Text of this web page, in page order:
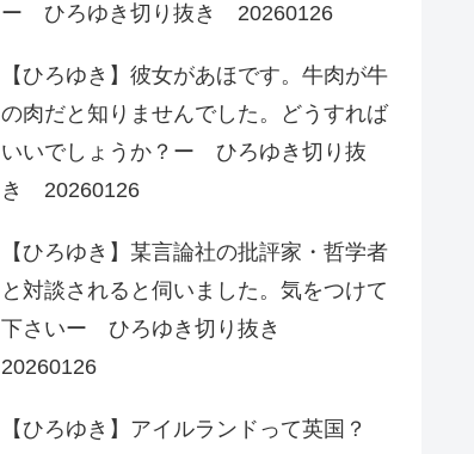
ー ひろゆき切り抜き 20260126
【ひろゆき】彼女があほです。牛肉が牛
の肉だと知りませんでした。どうすれば
いいでしょうか？ー ひろゆき切り抜
き 20260126
【ひろゆき】某言論社の批評家・哲学者
と対談されると伺いました。気をつけて
下さいー ひろゆき切り抜き
20260126
【ひろゆき】アイルランドって英国？